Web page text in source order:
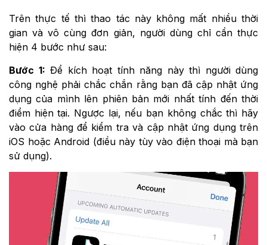
Trên thực tế thì thao tác này không mất nhiều thời
gian và vô cùng đơn giản, người dùng chỉ cần thực
hiện 4 bước như sau:
Bước 1: Để kích hoạt tính năng này thì người dùng
công nghệ phải chắc chắn rằng bạn đã cập nhật ứng
dụng của mình lên phiên bản mới nhất tính đến thời
điểm hiện tại. Ngược lại, nếu bạn không chắc thì hãy
vào cửa hàng để kiểm tra và cập nhật ứng dụng trên
iOS hoặc Android (điều này tùy vào điện thoại mà bạn
sử dụng).